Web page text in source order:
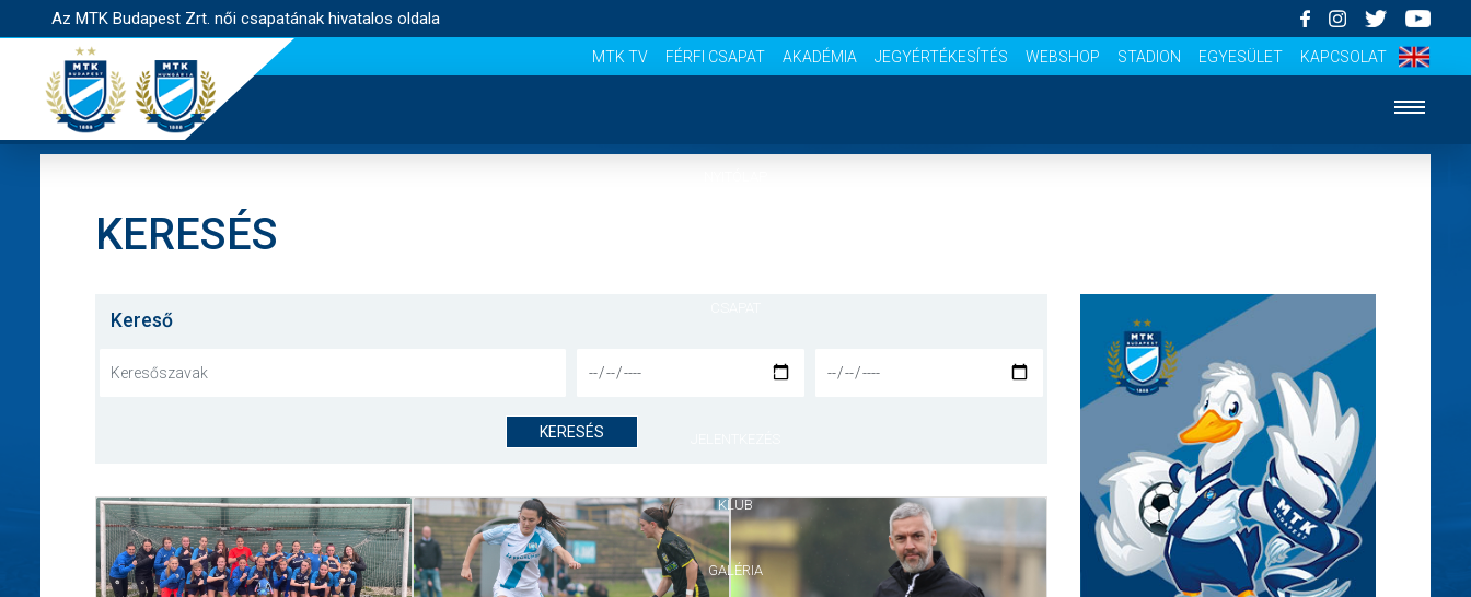
Az MTK Budapest Zrt. női csapatának hivatalos oldala
MTK TV FÉRFI CSAPAT AKADÉMIA JEGYÉRTÉKESÍTÉS WEBSHOP STADION EGYESÜLET KAPCSOLAT
MÉRKŐZÉSEK
KLUB
GALÉRIA
KERESÉS
Kereső
KERESÉS